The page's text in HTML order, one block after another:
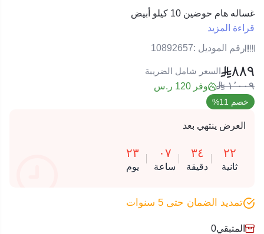
غساله هام حوضين 10 كيلو أبيض
قراءة المزيد
رقم الموديل :10892657
٨٨٩ السعر شامل الضريبة
١٬٠٠٩ وفر 120 ر.س
خصم 11%
العرض ينتهي بعد
٢٢
ثانية
٣٤
دقيقة
٠٧
ساعة
٢٣
يوم
تمديد الضمان حتى 5 سنوات
المتبقي0